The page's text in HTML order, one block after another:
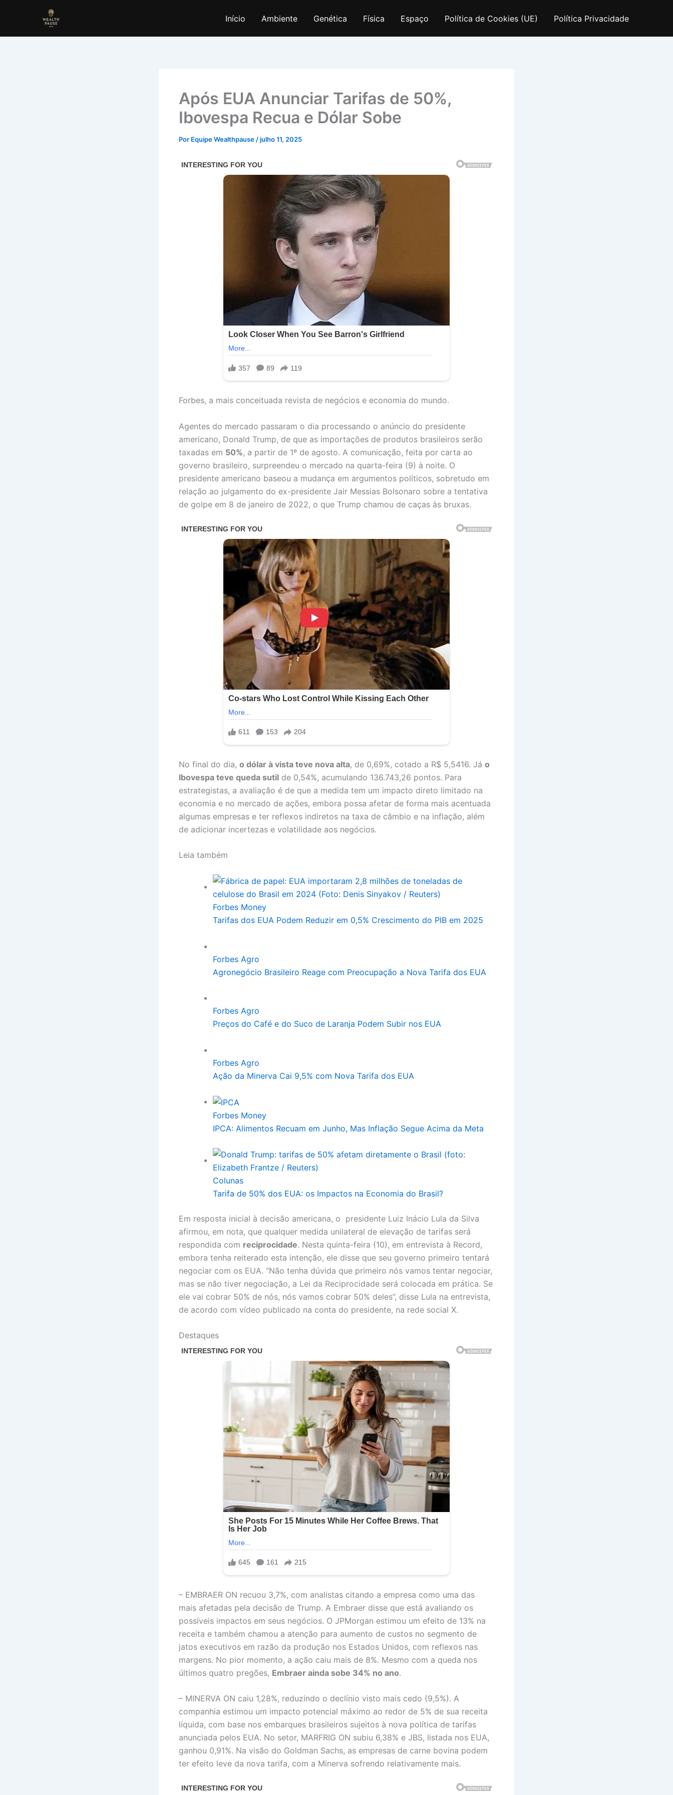
Início Ambiente Genética Física Espaço Política de Cookies (UE) Política Privacidade
Após EUA Anunciar Tarifas de 50%,
Ibovespa Recua e Dólar Sobe
Por Equipe Wealthpause /julho 11, 2025
Forbes, a mais conceituada revista de negócios e economia do mundo.
Agentes do mercado passaram o dia processando o anúncio do presidente
americano, Donald Trump, de que as importações de produtos brasileiros serão
taxadas em 50%, a partir de 1º de agosto. A comunicação, feita por carta ao
governo brasileiro, surpreendeu o mercado na quarta-feira (9) à noite. O
presidente americano baseou a mudança em argumentos políticos, sobretudo em
relação ao julgamento do ex-presidente Jair Messias Bolsonaro sobre a tentativa
de golpe em 8 de janeiro de 2022, o que Trump chamou de caças às bruxas.
No final do dia, o dólar à vista teve nova alta, de 0,69%, cotado a R$ 5,5416. Já o
Ibovespa teve queda sutil de 0,54%, acumulando 136.743,26 pontos. Para
estrategistas, a avaliação é de que a medida tem um impacto direto limitado na
economia e no mercado de ações, embora possa afetar de forma mais acentuada
algumas empresas e ter reflexos indiretos na taxa de câmbio e na inflação, além
de adicionar incertezas e volatilidade aos negócios.
Leia também
Forbes Money
Tarifas dos EUA Podem Reduzir em 0,5% Crescimento do PIB em 2025
Forbes Agro
Agronegócio Brasileiro Reage com Preocupação a Nova Tarifa dos EUA
Forbes Agro
Preços do Café e do Suco de Laranja Podem Subir nos EUA
Forbes Agro
Ação da Minerva Cai 9,5% com Nova Tarifa dos EUA
Forbes Money
IPCA: Alimentos Recuam em Junho, Mas Inflação Segue Acima da Meta
Colunas
Tarifa de 50% dos EUA: os Impactos na Economia do Brasil?
Em resposta inicial à decisão americana, o presidente Luiz Inácio Lula da Silva
afirmou, em nota, que qualquer medida unilateral de elevação de tarifas será
respondida com reciprocidade. Nesta quinta-feira (10), em entrevista à Record,
embora tenha reiterado esta intenção, ele disse que seu governo primeiro tentará
negociar com os EUA. “Não tenha dúvida que primeiro nós vamos tentar negociar,
mas se não tiver negociação, a Lei da Reciprocidade será colocada em prática. Se
ele vai cobrar 50% de nós, nós vamos cobrar 50% deles”, disse Lula na entrevista,
de acordo com vídeo publicado na conta do presidente, na rede social X.
Destaques
– EMBRAER ON recuou 3,7%, com analistas citando a empresa como uma das
mais afetadas pela decisão de Trump. A Embraer disse que está avaliando os
possíveis impactos em seus negócios. O JPMorgan estimou um efeito de 13% na
receita e também chamou a atenção para aumento de custos no segmento de
jatos executivos em razão da produção nos Estados Unidos, com reflexos nas
margens. No pior momento, a ação caiu mais de 8%. Mesmo com a queda nos
últimos quatro pregões, Embraer ainda sobe 34% no ano.
– MINERVA ON caiu 1,28%, reduzindo o declínio visto mais cedo (9,5%). A
companhia estimou um impacto potencial máximo ao redor de 5% de sua receita
líquida, com base nos embarques brasileiros sujeitos à nova política de tarifas
anunciada pelos EUA. No setor, MARFRIG ON subiu 6,38% e JBS, listada nos EUA,
ganhou 0,91%. Na visão do Goldman Sachs, as empresas de carne bovina podem
ter efeito leve da nova tarifa, com a Minerva sofrendo relativamente mais.